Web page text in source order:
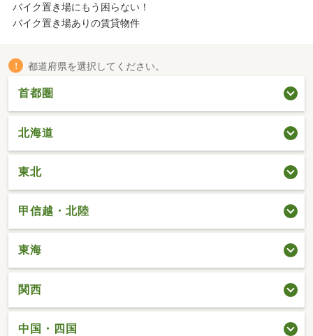
バイク置き場にもう困らない！
バイク置き場ありの賃貸物件
都道府県を選択してください。
首都圏
北海道
東北
甲信越・北陸
東海
関西
中国・四国